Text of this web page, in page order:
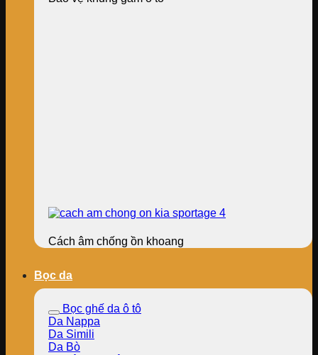
Cách âm chống ồn khoang
Bọc da
Bọc ghế da ô tô
Da Nappa
Da Simili
Da Bò